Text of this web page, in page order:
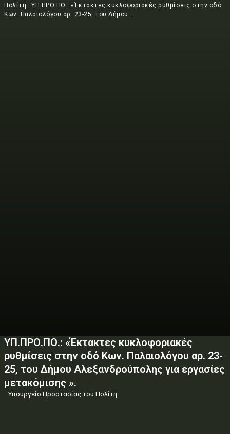
Πολίτη
ΥΠ.ΠΡΟ.ΠΟ.: «Έκτακτες κυκλοφοριακές ρυθμίσεις στην οδό
Κων. Παλαιολόγου αρ. 23-25, του Δήμου...
ΥΠ.ΠΡΟ.ΠΟ.: «Έκτακτες κυκλοφοριακές
ρυθμίσεις στην οδό Κων. Παλαιολόγου αρ. 23-
25, του Δήμου Αλεξανδρούπολης για εργασίες
μετακόμισης ».
Υπουργείο Προστασίας του Πολίτη